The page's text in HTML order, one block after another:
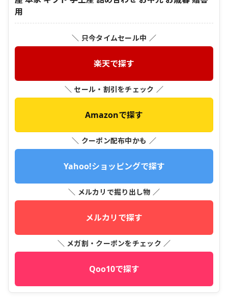
用
＼ 只今タイムセール中 ／
楽天で探す
＼ セール・割引をチェック ／
Amazonで探す
＼ クーポン配布中かも ／
Yahoo!ショッピングで探す
＼ メルカリで掘り出し物 ／
メルカリで探す
＼ メガ割・クーポンをチェック ／
Qoo10で探す